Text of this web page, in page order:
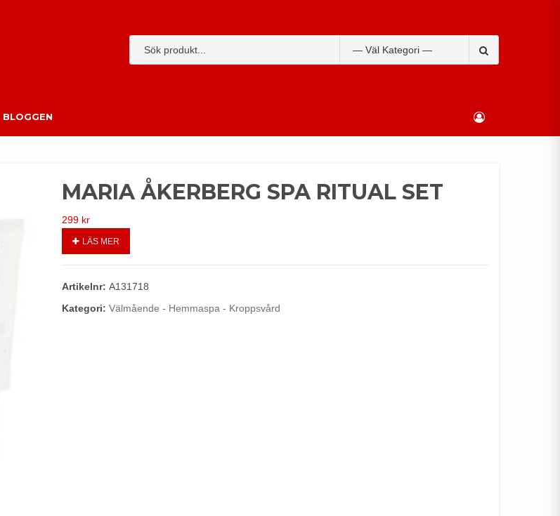
for:
BLOGGEN
MARIA ÅKERBERG SPA RITUAL SET
299 kr
LÄS MER
Artikelnr:A131718
Kategori:Välmående - Hemmaspa - Kroppsvård